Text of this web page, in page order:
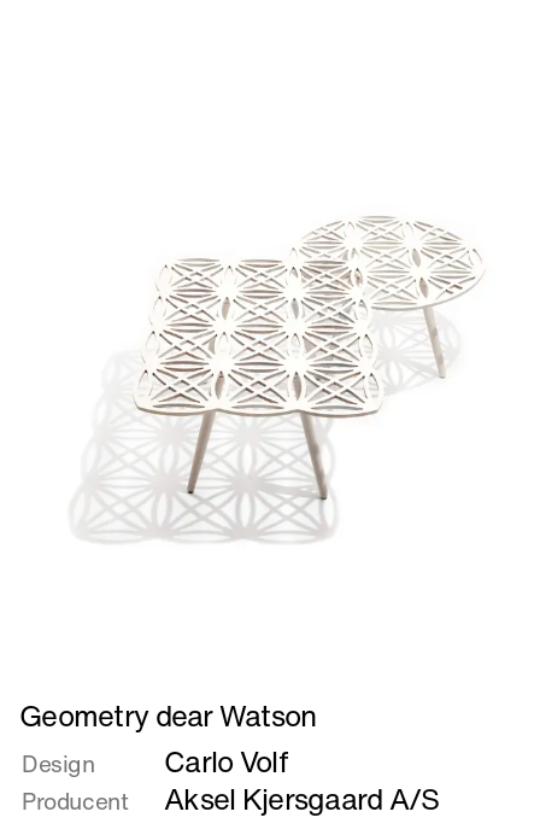
Læs
mere
om
Geometry
dear
Geometry dear Watson
Design Carlo Volf
Producent Aksel Kjersgaard A/S